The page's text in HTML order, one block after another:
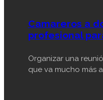
Camareros a
profesional
Organizar una
que va mucho más